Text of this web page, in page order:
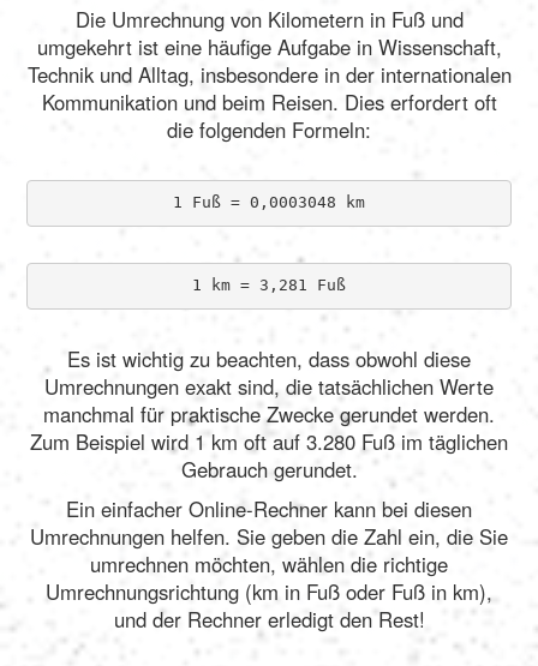
Die Umrechnung von Kilometern in Fuß und
umgekehrt ist eine häufige Aufgabe in Wissenschaft,
Technik und Alltag, insbesondere in der internationalen
Kommunikation und beim Reisen. Dies erfordert oft
die folgenden Formeln:
1 Fuß = 0,0003048 km
1 km = 3,281 Fuß
Es ist wichtig zu beachten, dass obwohl diese
Umrechnungen exakt sind, die tatsächlichen Werte
manchmal für praktische Zwecke gerundet werden.
Zum Beispiel wird 1 km oft auf 3.280 Fuß im täglichen
Gebrauch gerundet.
Ein einfacher Online-Rechner kann bei diesen
Umrechnungen helfen. Sie geben die Zahl ein, die Sie
umrechnen möchten, wählen die richtige
Umrechnungsrichtung (km in Fuß oder Fuß in km),
und der Rechner erledigt den Rest!